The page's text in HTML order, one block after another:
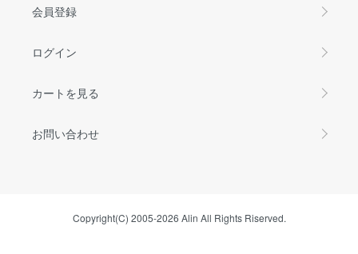
会員登録
ログイン
カートを見る
お問い合わせ
Copyright(C) 2005-2026 Alin All Rights Riserved.